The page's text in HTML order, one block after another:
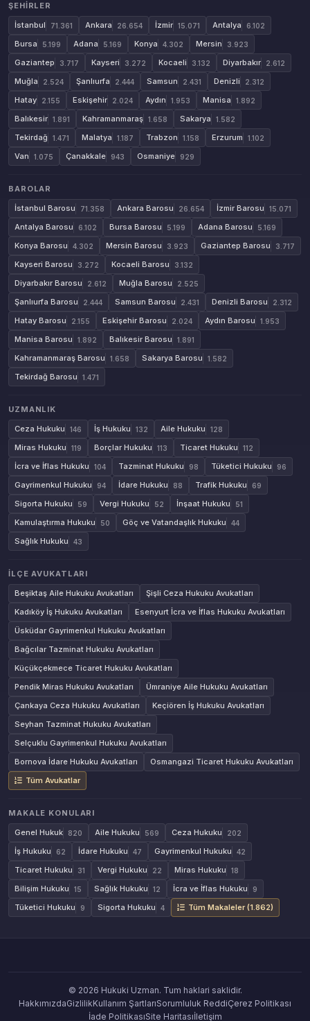
ŞEHIRLER
İstanbul
71.361 Ankara 26.654 İzmir 15.071 Antalya 6.102
Bursa 5.199 Adana 5.169 Konya 4.302 Mersin 3.923
Gaziantep 3.717 Kayseri 3.272 Kocaeli 3.132 Diyarbakır 2.612
Muğla 2.524 Şanlıurfa 2.444 Samsun 2.431 Denizli 2.312
Hatay 2.155 Eskişehir 2.024 Aydın 1.953 Manisa 1.892
Balıkesir 1.891 Kahramanmaraş 1.658 Sakarya 1.582
Tekirdağ 1.471 Malatya 1.187 Trabzon 1.158 Erzurum 1.102
Van 1.075 Çanakkale 943 Osmaniye 929
BAROLAR
İstanbul Barosu
71.358 Ankara Barosu 26.654 İzmir Barosu 15.071
Antalya Barosu 6.102 Bursa Barosu 5.199 Adana Barosu 5.169
Konya Barosu 4.302 Mersin Barosu 3.923 Gaziantep Barosu 3.717
Kayseri Barosu 3.272 Kocaeli Barosu 3.132
Diyarbakır Barosu 2.612 Muğla Barosu 2.525
Şanlıurfa Barosu 2.444 Samsun Barosu 2.431 Denizli Barosu 2.312
Hatay Barosu 2.155 Eskişehir Barosu 2.024 Aydın Barosu 1.953
Manisa Barosu 1.892 Balıkesir Barosu 1.891
Kahramanmaraş Barosu 1.658 Sakarya Barosu 1.582
Tekirdağ Barosu 1.471
UZMANLIK
Ceza Hukuku
146 İş Hukuku 132 Aile Hukuku 128
Miras Hukuku 119 Borçlar Hukuku 113 Ticaret Hukuku 112
İcra ve İflas Hukuku 104 Tazminat Hukuku 98 Tüketici Hukuku 96
Gayrimenkul Hukuku 94 İdare Hukuku 88 Trafik Hukuku 69
Sigorta Hukuku 59 Vergi Hukuku 52 İnşaat Hukuku 51
Kamulaştırma Hukuku 50 Göç ve Vatandaşlık Hukuku 44
Sağlık Hukuku 43
İLÇE AVUKATLARI
Beşiktaş Aile Hukuku Avukatları
Şişli Ceza Hukuku Avukatları
Kadıköy İş Hukuku Avukatları
Esenyurt İcra ve İflas Hukuku Avukatları
Üsküdar Gayrimenkul Hukuku Avukatları
Bağcılar Tazminat Hukuku Avukatları
Küçükçekmece Ticaret Hukuku Avukatları
Pendik Miras Hukuku Avukatları
Ümraniye Aile Hukuku Avukatları
Çankaya Ceza Hukuku Avukatları
Keçiören İş Hukuku Avukatları
Seyhan Tazminat Hukuku Avukatları
Selçuklu Gayrimenkul Hukuku Avukatları
Bornova İdare Hukuku Avukatları
Osmangazi Ticaret Hukuku Avukatları
Tüm Avukatlar
MAKALE KONULARI
Genel Hukuk
820 Aile Hukuku 569 Ceza Hukuku 202
İş Hukuku 62 İdare Hukuku 47 Gayrimenkul Hukuku 42
Ticaret Hukuku 31 Vergi Hukuku 22 Miras Hukuku 18
Bilişim Hukuku 15 Sağlık Hukuku 12 İcra ve İflas Hukuku 9
Tüketici Hukuku 9 Sigorta Hukuku 4 Tüm Makaleler (1.862)
© 2026 Hukuki Uzman. Tum haklari saklidir.
HakkımızdaGizlilikKullanım ŞartlarıSorumluluk ReddiÇerez Politikası
İade PolitikasıSite Haritasıİletişim